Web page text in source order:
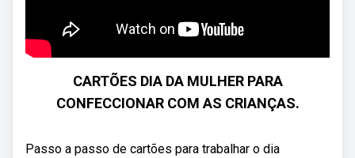
CARTÕES DIA DA MULHER PARA
CONFECCIONAR COM AS CRIANÇAS.
Passo a passo de cartões para trabalhar o dia